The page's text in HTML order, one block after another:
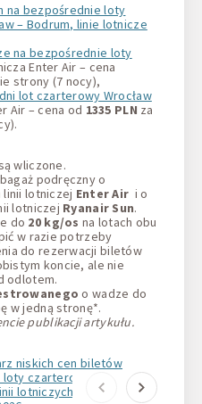
na bezpośrednie loty
– Bodrum, linie lotnicze
na bezpośrednie loty
Enter Air – cena
strony (7 nocy),
lot czarterowy Wrocław
Air – cena od 1335 PLN za
wliczone.
podręczny o
linii lotniczej Enter Air i o
lotniczej Ryanair Sun.
do 20 kg/os na lotach obu
w razie potrzeby
do rezerwacji biletów
koncie, ale nie
odlotem.
o wadze do
w jedną stronę*.
publikacji artykułu.
niskich cen biletów
czarterowe Wrocław –
lotniczych EnterAir i